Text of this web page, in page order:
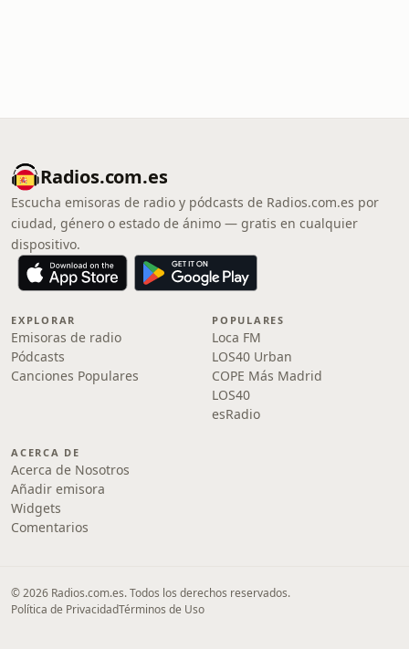
Radios.com.es
Escucha emisoras de radio y pódcasts de Radios.com.es por
ciudad, género o estado de ánimo — gratis en cualquier
dispositivo.
EXPLORAR
Emisoras de radio
Pódcasts
Canciones Populares
POPULARES
Loca FM
LOS40 Urban
COPE Más Madrid
LOS40
esRadio
ACERCA DE
Acerca de Nosotros
Añadir emisora
Widgets
Comentarios
© 2026 Radios.com.es. Todos los derechos reservados.
Política de PrivacidadTérminos de Uso